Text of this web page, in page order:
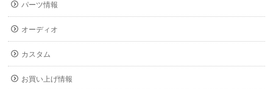
パーツ情報
オーディオ
カスタム
お買い上げ情報